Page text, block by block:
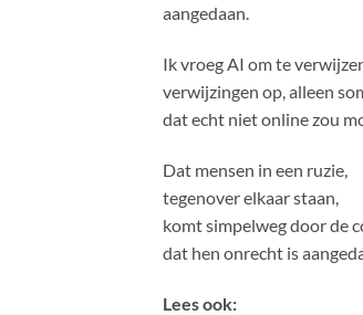
aangedaan.
Ik vroeg AI om te
verwijzingen op, alleen
dat echt niet online zou
Dat mensen in een ruzie,
tegenover elkaar staan,
komt simpelweg door de
dat hen onrecht is
Lees ook: